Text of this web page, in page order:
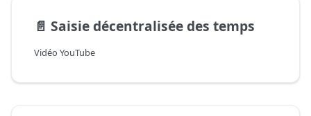
📄️ Saisie décentralisée des temps
Vidéo YouTube